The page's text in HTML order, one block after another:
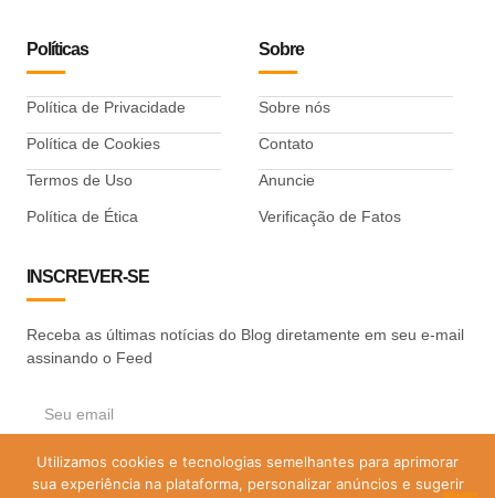
Políticas
Política de Privacidade
Política de Cookies
Termos de Uso
Política de Ética
Sobre
Sobre nós
Contato
Anuncie
Verificação de Fatos
INSCREVER-SE
Receba as últimas notícias do Blog diretamente em seu e-mail
assinando o Feed
ASSINAR
Utilizamos cookies e tecnologias semelhantes para aprimorar
sua experiência na plataforma, personalizar anúncios e sugerir